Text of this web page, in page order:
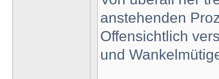
anstehenden
Offensichtlich
und